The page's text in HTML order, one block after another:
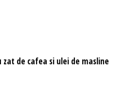
de cafea si ulei de masline